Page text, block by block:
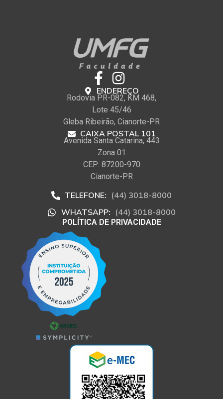
ENDEREÇO
Rodovia PR-082, KM 468,
Lote 45/46
Gleba Ribeirão, Cianorte-PR
CAIXA POSTAL 101
Avenida Santa Catarina, 443
Zona 01
CEP: 87200-970
Cianorte-PR
TELEFONE: (44) 3018-8000
WHATSAPP: (44) 3018-8000
POLÍTICA DE PRIVACIDADE